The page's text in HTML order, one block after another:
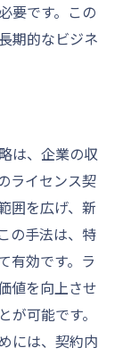
要です。この
期的なビジネ
は、企業の収
ライセンス契
囲を広げ、新
の手法は、特
有効です。ラ
値を向上させ
可能です。
には、契約内